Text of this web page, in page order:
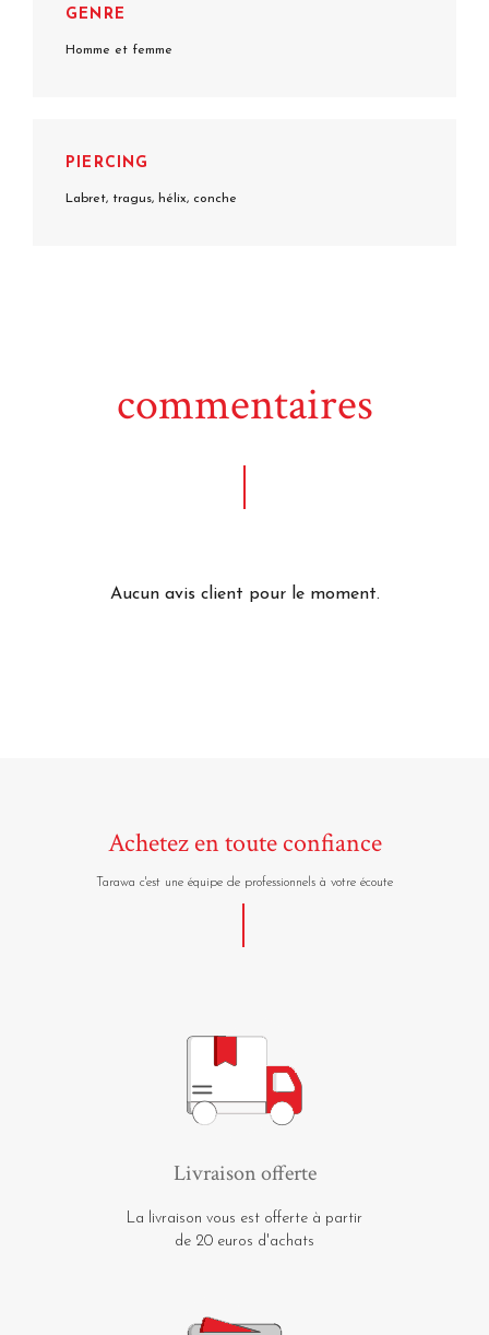
GENRE
Homme et femme
PIERCING
Labret, tragus, hélix, conche
commentaires
Aucun avis client pour le moment.
Achetez en toute confiance
Tarawa c'est une équipe de professionnels à votre écoute
Livraison offerte
La livraison vous est offerte à partir
de 20 euros d'achats